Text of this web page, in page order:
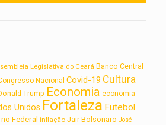
Legislativa do Ceará Banco Central
Nacional Covid-19 Cultura
Trump Economia economia
Unidos Fortaleza Futebol
Federal inflação Jair Bolsonaro José